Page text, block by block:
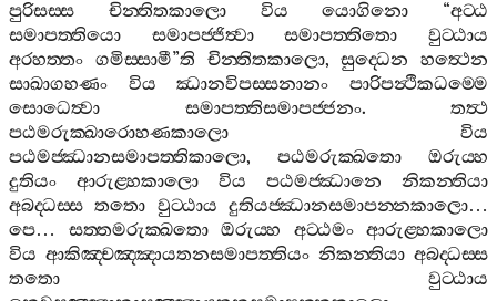
පුරිසස‍්ස
චින‍්තිතකාලො විය යොගිනො “අට‍්ඨ
සමාපත‍්තියො
සමාපජ‍්ජිත්‍වා සමාපත‍්තිතො
වුට‍්ඨාය
අරහත‍්තං ගමිස‍්සාමී”ති චින‍්තිතකාලො,සුද‍්ධෙන
හත්‍ථෙන
සාඛාගහණං
විය ඣානවිපස‍්සනානං
පාරිපන්‍ථිකධම‍්මෙ
සොධෙත්‍වා
සමාපත‍්තිසමාපජ‍්ජනං. තත්‍ථ
පඨමරුක‍්ඛාරොහණකාලො
විය
පඨමජ‍්ඣානසමාපත‍්තිකාලො, පඨමරුක‍්ඛතො
ඔරුය‍්හ
දුතියං
ආරුළ‍්හකාලො විය පඨමජ‍්ඣානෙ
නිකන‍්තියා
අබද‍්ධස‍්ස තතො වුට‍්ඨාය දුතියජ‍්ඣානසමාපන‍්නකාලො…
පෙ… සත‍්තමරුක‍්ඛතො ඔරුය‍්හ අට‍්ඨමං
ආරුළ‍්හකාලො
විය ආකිඤ‍්චඤ‍්ඤායතනසමාපත‍්තියං නිකන‍්තියා අබද‍්ධස‍්ස
තතො
වුට‍්ඨාය